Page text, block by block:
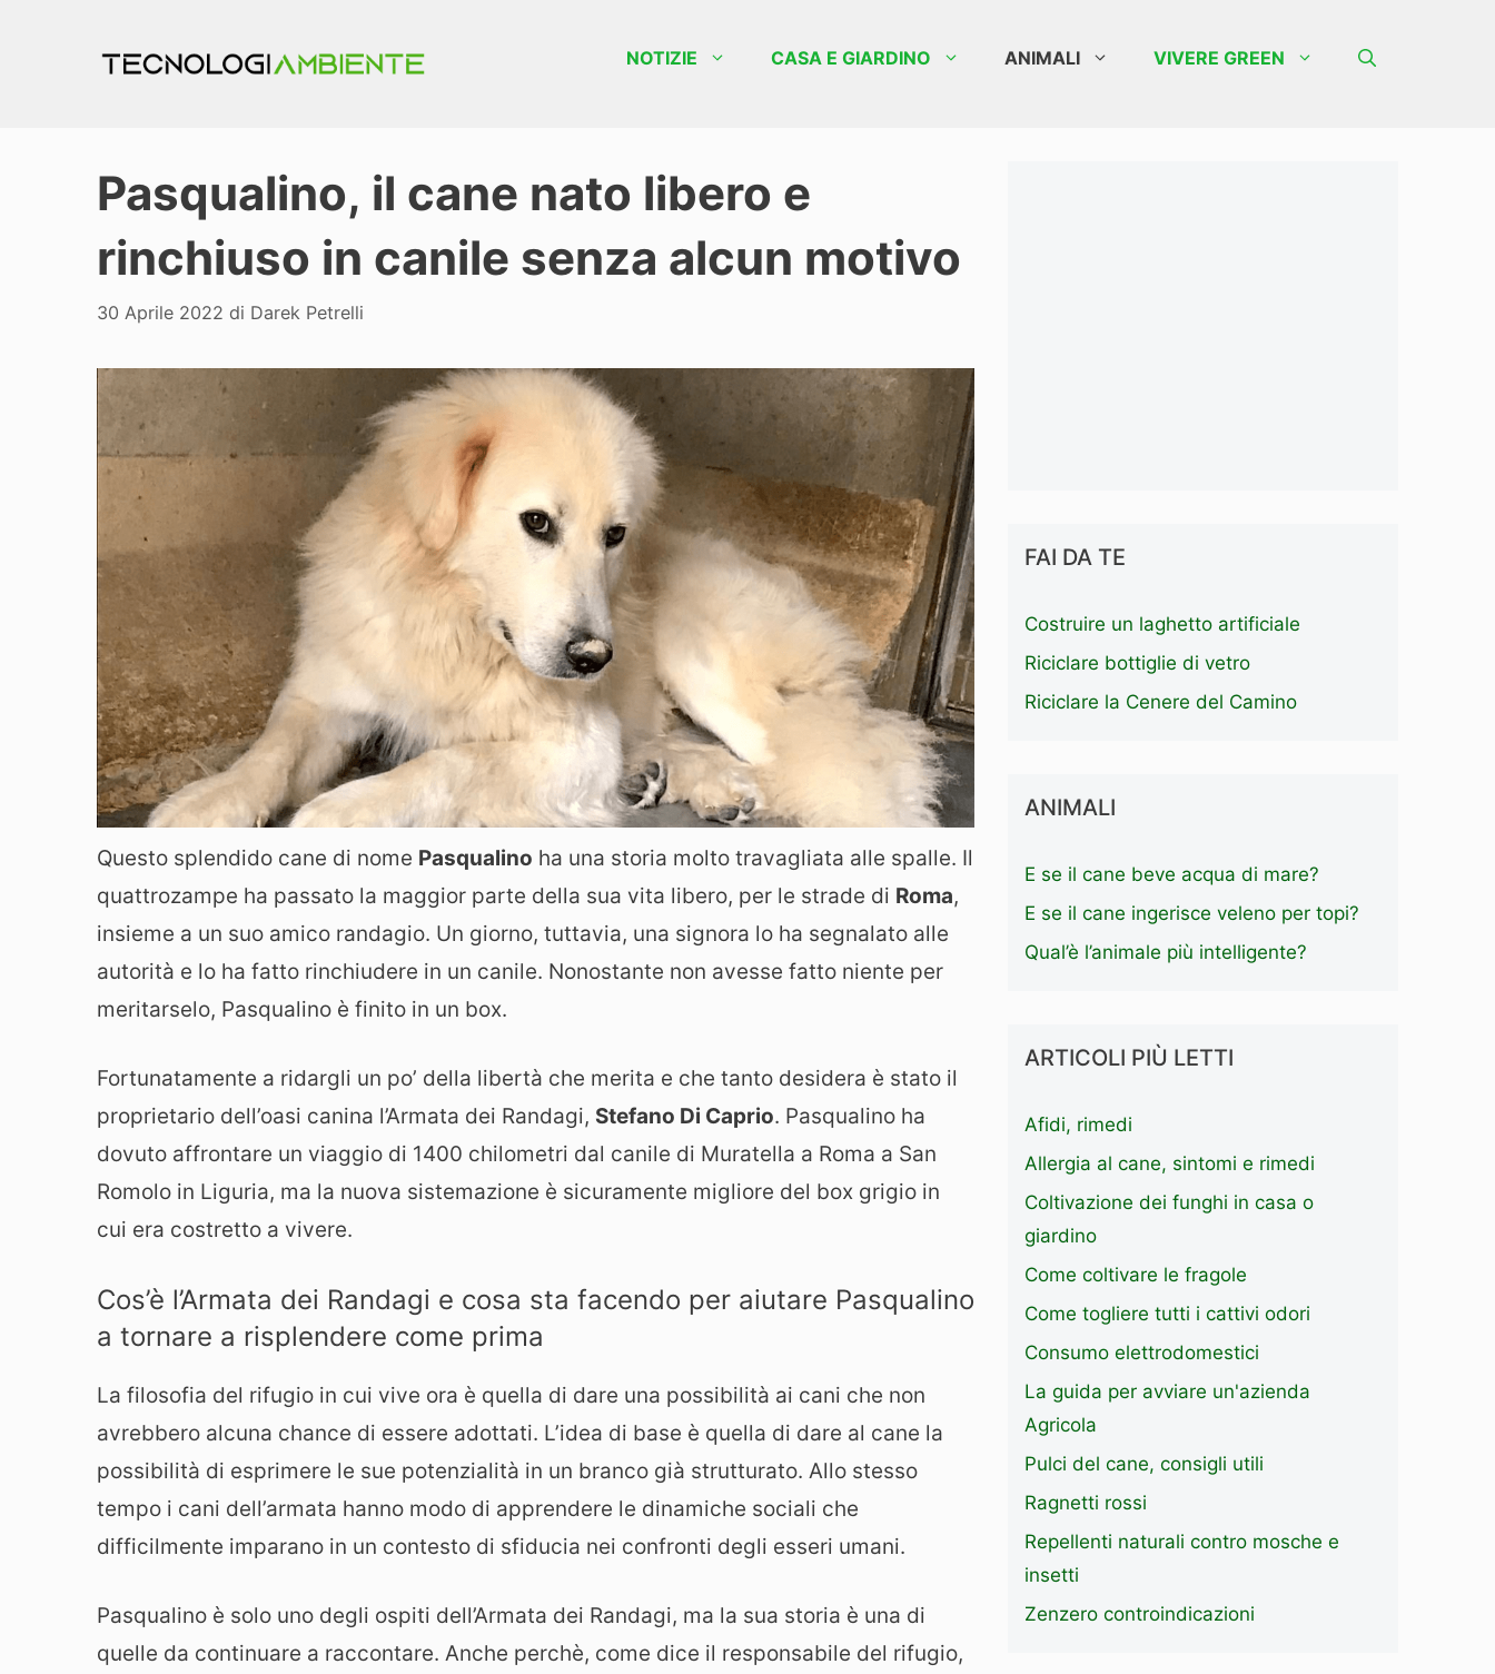
NOTIZIE CASA E GIARDINO ANIMALI VIVERE GREEN
Pasqualino, il cane nato libero e
rinchiuso in canile senza alcun motivo
30 Aprile 2022 di Darek Petrelli
Questo splendido cane di nome Pasqualino ha una storia molto travagliata alle spalle. Il
quattrozampe ha passato la maggior parte della sua vita libero, per le strade di Roma,
insieme a un suo amico randagio. Un giorno, tuttavia, una signora lo ha segnalato alle
autorità e lo ha fatto rinchiudere in un canile. Nonostante non avesse fatto niente per
meritarselo, Pasqualino è finito in un box.
Fortunatamente a ridargli un po’ della libertà che merita e che tanto desidera è stato il
proprietario dell’oasi canina l’Armata dei Randagi, Stefano Di Caprio. Pasqualino ha
dovuto affrontare un viaggio di 1400 chilometri dal canile di Muratella a Roma a San
Romolo in Liguria, ma la nuova sistemazione è sicuramente migliore del box grigio in
cui era costretto a vivere.
Cos’è l’Armata dei Randagi e cosa sta facendo per aiutare Pasqualino
a tornare a risplendere come prima
La filosofia del rifugio in cui vive ora è quella di dare una possibilità ai cani che non
avrebbero alcuna chance di essere adottati. L’idea di base è quella di dare al cane la
possibilità di esprimere le sue potenzialità in un branco già strutturato. Allo stesso
tempo i cani dell’armata hanno modo di apprendere le dinamiche sociali che
difficilmente imparano in un contesto di sfiducia nei confronti degli esseri umani.
Pasqualino è solo uno degli ospiti dell’Armata dei Randagi, ma la sua storia è una di
quelle da continuare a raccontare. Anche perchè, come dice il responsabile del rifugio,
FAI DA TE
Costruire un laghetto artificiale
Riciclare bottiglie di vetro
Riciclare la Cenere del Camino
ANIMALI
E se il cane beve acqua di mare?
E se il cane ingerisce veleno per topi?
Qual’è l’animale più intelligente?
ARTICOLI PIÙ LETTI
Afidi, rimedi
Allergia al cane, sintomi e rimedi
Coltivazione dei funghi in casa o
giardino
Come coltivare le fragole
Come togliere tutti i cattivi odori
Consumo elettrodomestici
La guida per avviare un'azienda
Agricola
Pulci del cane, consigli utili
Ragnetti rossi
Repellenti naturali contro mosche e
insetti
Zenzero controindicazioni